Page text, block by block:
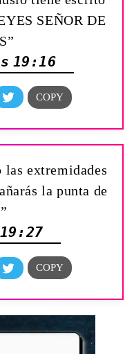
SEÑOR DE
19:16
las extremidades
la punta de